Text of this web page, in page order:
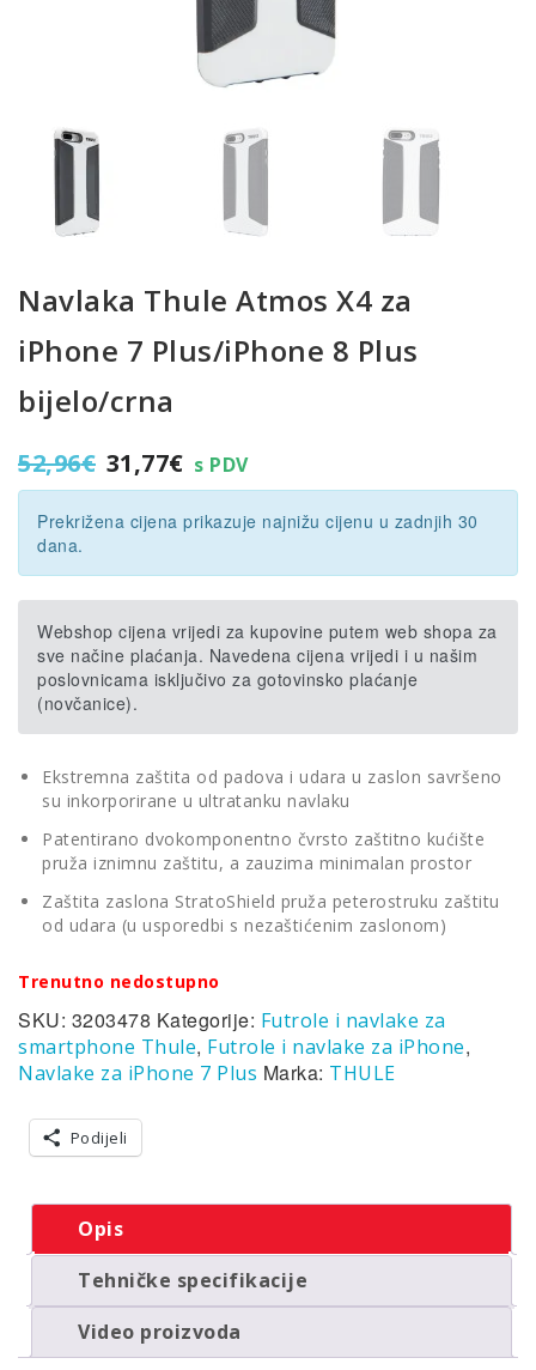
Navlaka Thule Atmos X4 za
iPhone 7 Plus/iPhone 8 Plus
bijelo/crna
52,96€ Izvorna
cijena
bila
52,96€.
31,77€ Trenutna
cijena
je:
31,77€.
s PDV
Prekrižena cijena prikazuje najnižu cijenu u zadnjih 30
dana.
Webshop cijena vrijedi za kupovine putem web shopa za
sve načine plaćanja. Navedena cijena vrijedi i u našim
poslovnicama isključivo za gotovinsko plaćanje
(novčanice).
Ekstremna zaštita od padova i udara u zaslon savršeno
su inkorporirane u ultratanku navlaku
Patentirano dvokomponentno čvrsto zaštitno kućište
pruža iznimnu zaštitu, a zauzima minimalan prostor
Zaštita zaslona StratoShield pruža peterostruku zaštitu
od udara (u usporedbi s nezaštićenim zaslonom)
Trenutno nedostupno
SKU: 3203478 Kategorije: Futrole i navlake za
smartphone Thule, Futrole i navlake za iPhone,
Navlake za iPhone 7 Plus Marka: THULE
Podijeli
Opis
Tehničke specifikacije
Video proizvoda